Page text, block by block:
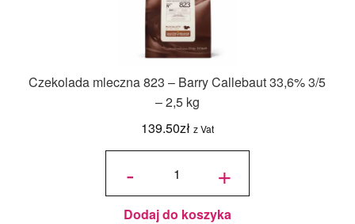
Czekolada mleczna 823 – Barry Callebaut 33,6% 3/5
– 2,5 kg
139.50zł z Vat
-
ilość
823 -
Barry
Callebaut
33,6% 3/5
- 2,5 kg
+
Dodaj do koszyka